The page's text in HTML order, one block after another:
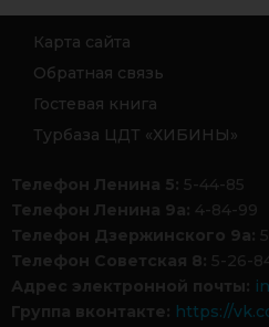
Карта сайта
Обратная связь
Гостевая книга
Турбаза ЦДТ «ХИБИНЫ»
Телефон Ленина 5: 5-44-85
Телефон Ленина 9а: 4-84-99
Телефон Дзержинского 9а:
Телефон Советская 8: 5-26-
Адрес электронной почты:
Группа вконтакте: https://